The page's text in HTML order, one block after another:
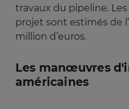
travaux du pipeline.
projet sont estimés de
million d’euros.
Les manœuvres
américaines